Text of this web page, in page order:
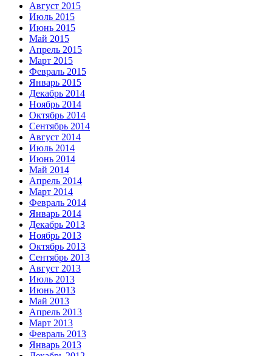
Август 2015
Июль 2015
Июнь 2015
Май 2015
Апрель 2015
Март 2015
Февраль 2015
Январь 2015
Декабрь 2014
Ноябрь 2014
Октябрь 2014
Сентябрь 2014
Август 2014
Июль 2014
Июнь 2014
Май 2014
Апрель 2014
Март 2014
Февраль 2014
Январь 2014
Декабрь 2013
Ноябрь 2013
Октябрь 2013
Сентябрь 2013
Август 2013
Июль 2013
Июнь 2013
Май 2013
Апрель 2013
Март 2013
Февраль 2013
Январь 2013